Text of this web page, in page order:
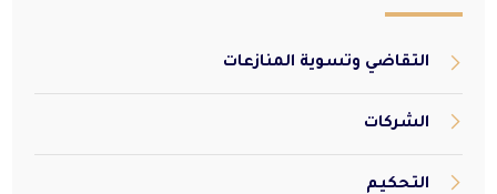
التقاضي وتسوية المنازعات
الشركات
التحكيم